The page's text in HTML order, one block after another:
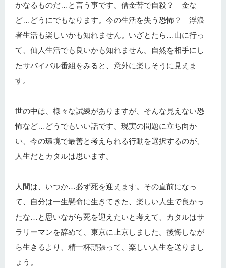
かなるものだ…と言う事です。借金苦で自殺？ 金な
ど…どうにでもなります。今の生活を失う恐怖？ 浮浪
者生活も楽しいかも知れません。いざとたら…山に行っ
て、仙人生活でも良いかも知れません。自然を相手にし
たサバイバル番組をみると、意外に楽しそうに見えま
す。
世の中は、様々な試練がありますが、そんな見えない恐
怖など…どうでもいい話です。現実の問題に立ち向か
い、今の環境で最善と考えられる行動を選択するのが、
人生だとカタルは思います。
人間は、いつか…必ず死を迎えます。その直前になっ
て、自分は一生懸命に生きてきた、楽しい人生で良かっ
たな…と思いながら死を迎えたいと考えて、カタルはサ
ラリーマンを辞めて、東京に上京しました。後悔しなが
ら生きるより、精一杯頑張って、楽しい人生を送りまし
ょう。